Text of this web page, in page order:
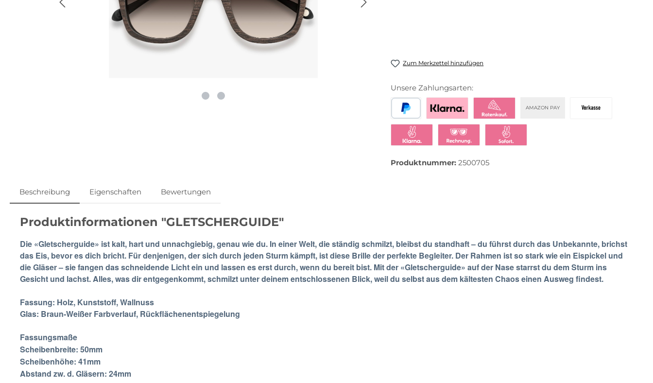
Zum Merkzettel hinzufügen
Unsere Zahlungsarten:
AMAZON PAY
PayPal Bezahlen mit KlarnaKlarna Ratenkauf
Produktnummer: 2500705
Beschreibung Eigenschaften Bewertungen
Produktinformationen "GLETSCHERGUIDE"
Die «Gletscherguide» ist kalt, hart und unnachgiebig, genau wie du. In einer Welt, die ständig schmilzt, bleibst du standhaft – du führst durch das Unbekannte, brichst
das Eis, bevor es dich bricht. Für denjenigen, der sich durch jeden Sturm kämpft, ist diese Brille der perfekte Begleiter. Der Rahmen ist so stark wie ein Eispickel und
die Gläser – sie fangen das schneidende Licht ein und lassen es erst durch, wenn du bereit bist. Mit der «Gletscherguide» auf der Nase starrst du dem Sturm ins
Gesicht und lachst. Alles, was dir entgegenkommt, schmilzt unter deinem entschlossenen Blick, weil du selbst aus dem kältesten Chaos einen Ausweg findest.
Fassung: Holz, Kunststoff, Wallnuss
Glas: Braun-Weißer Farbverlauf, Rückflächenentspiegelung
Fassungsmaße
Scheibenbreite: 50mm
Scheibenhöhe: 41mm
Abstand zw. d. Gläsern: 24mm